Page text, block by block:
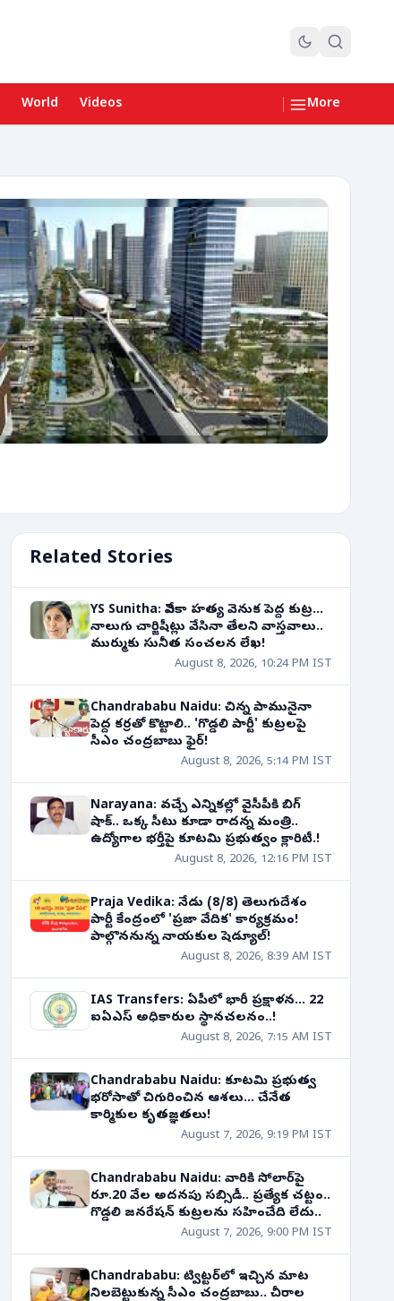
World Videos More
Related Stories
YS Sunitha: వివేకా హత్య వెనుక పెద్ద కుట్ర...
నాలుగు చార్జిషీట్లు వేసినా తేలని వాస్తవాలు..
ముర్ముకు సునీత సంచలన లేఖ!
August 8, 2026, 10:24 PM IST
Chandrababu Naidu: చిన్న పామునైనా
పెద్ద కర్రతో కొట్టాలి.. 'గొడ్డలి పార్టీ' కుట్రలపై
సీఎం చంద్రబాబు ఫైర్!
August 8, 2026, 5:14 PM IST
Narayana: వచ్చే ఎన్నికల్లో వైసీపీకి బిగ్
షాక్.. ఒక్క సీటు కూడా రాదన్న మంత్రి..
ఉద్యోగాల భర్తీపై కూటమి ప్రభుత్వం క్లారిటీ.!
August 8, 2026, 12:16 PM IST
Praja Vedika: నేడు (8/8) తెలుగుదేశం
పార్టీ కేంద్రంలో 'ప్రజా వేదిక' కార్యక్రమం!
పాల్గొననున్న నాయకుల షెడ్యూల్!
August 8, 2026, 8:39 AM IST
IAS Transfers: ఏపీలో భారీ ప్రక్షాళన... 22
ఐఏఎస్ అధికారుల స్థానచలనం..!
August 8, 2026, 7:15 AM IST
Chandrababu Naidu: కూటమి ప్రభుత్వ
భరోసాతో చిగురించిన ఆశలు... చేనేత
కార్మికుల కృతజ్ఞతలు!
August 7, 2026, 9:19 PM IST
Chandrababu Naidu: వారికి సోలార్‌పై
రూ.20 వేల అదనపు సబ్సిడీ.. ప్రత్యేక చట్టం..
గొడ్డలి జనరేషన్ కుట్రలను సహించేది లేదు..
August 7, 2026, 9:00 PM IST
Chandrababu: ట్విట్టర్‌లో ఇచ్చిన మాట
నిలబెట్టుకున్న సీఎం చంద్రబాబు.. చీరాల